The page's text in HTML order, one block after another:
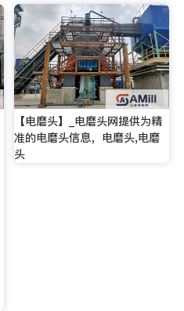
【电磨头】_电磨头网提供为精
准的电磨头信息，电磨头,电磨
头